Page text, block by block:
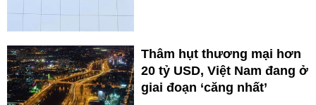
Thâm hụt thương mại hơn
20 tỷ USD, Việt Nam đang ở
giai đoạn ‘căng nhất’